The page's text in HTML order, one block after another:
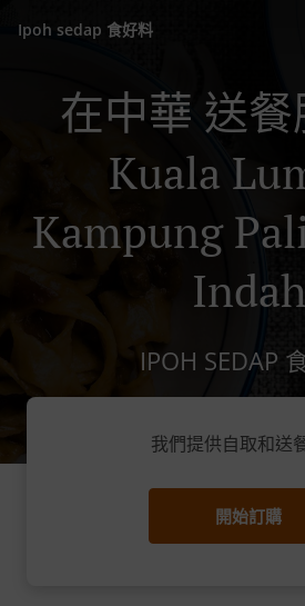
Ipoh sedap 食好料
在中華 送
Kuala
Kampung
Indah
IPOH SEDAP
我們提供自取和送
開始訂購